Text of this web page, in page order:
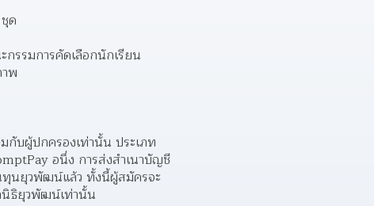
ด
รรมการคัดเลือกนักเรียน
พ
บผู้ปกครองเท่านั้น ประเภท
อนึ่ง การส่งสำเนาบัญชี
ทุนยุวพัฒน์แล้ว ทั้งนี้ผู้สมัครจะ
นิธิยุวพัฒน์เท่านั้น